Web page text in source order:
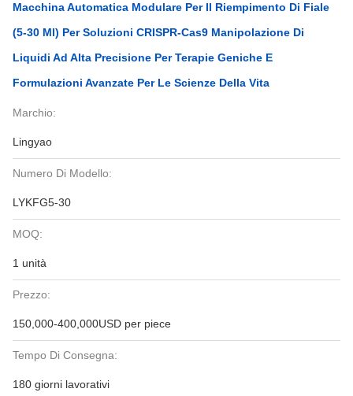
Macchina Automatica Modulare Per Il Riempimento Di Fiale
(5-30 Ml) Per Soluzioni CRISPR-Cas9 Manipolazione Di
Liquidi Ad Alta Precisione Per Terapie Geniche E
Formulazioni Avanzate Per Le Scienze Della Vita
Marchio:
Lingyao
Numero Di Modello:
LYKFG5-30
MOQ:
1 unità
Prezzo:
150,000-400,000USD per piece
Tempo Di Consegna:
180 giorni lavorativi